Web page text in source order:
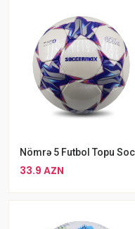
33.9 AZN